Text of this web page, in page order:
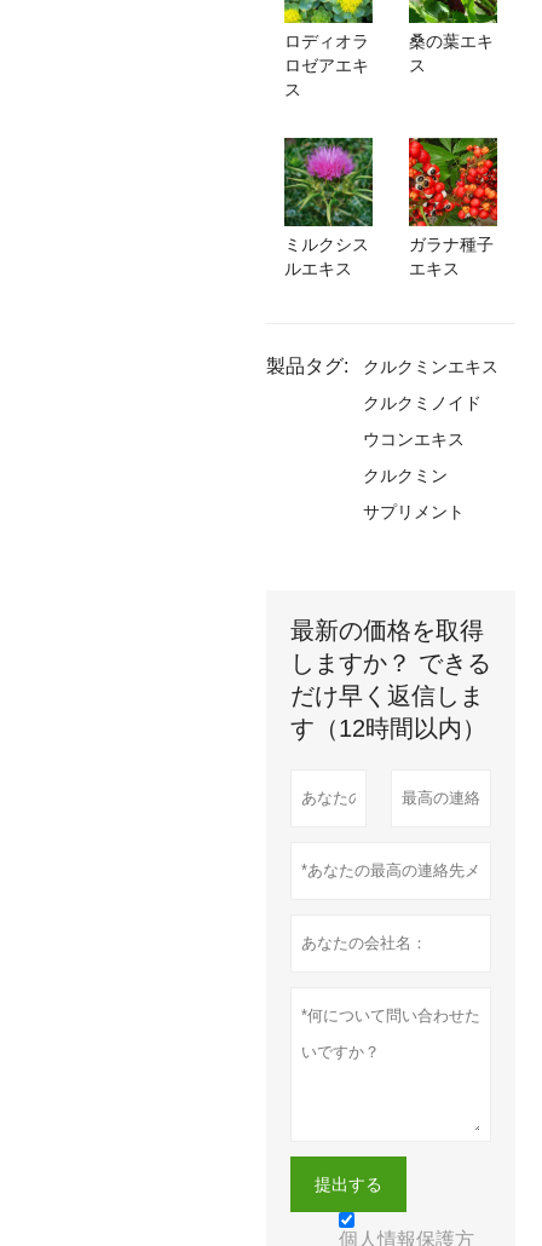
ロディオラ
ロゼアエキ
ス
桑の葉エキ
ス
ミルクシス
ルエキス
ガラナ種子
エキス
製品タグ:
クルクミンエキス
クルクミノイド
ウコンエキス
クルクミン
サプリメント
最新の価格を取得
しますか？ できる
だけ早く返信しま
す（12時間以内）
提出する
個人情報保護方